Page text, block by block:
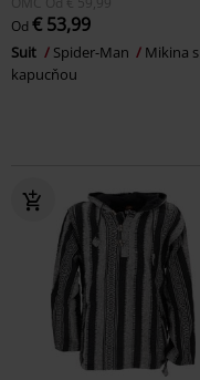
Od € 53,99
Suit Spider-Man
Mikina s
kapucňou